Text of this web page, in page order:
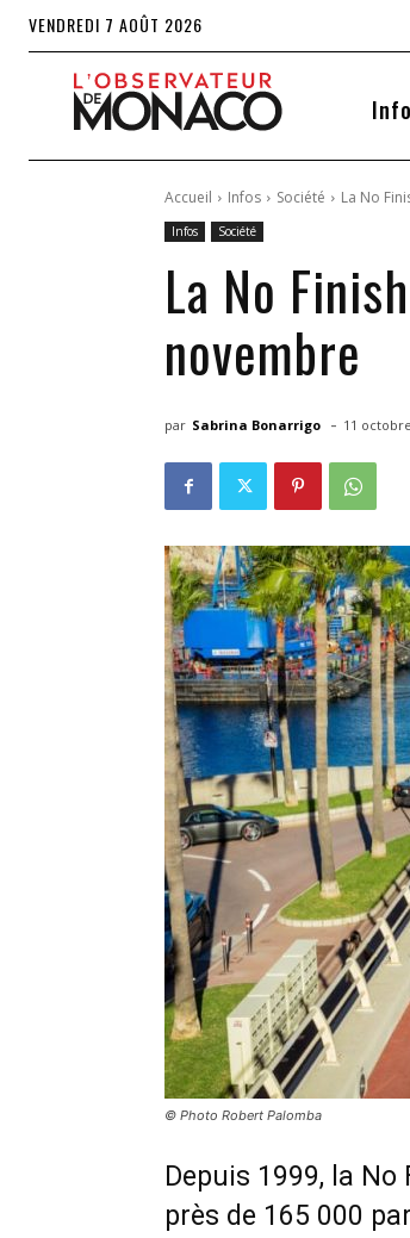
VENDREDI 7 AOÛT 2026
Accueil Infos Société La No
Infos Société
La No
novembre
par Sabrina Bonarrigo - 11
© Photo Robert Palomba
Depuis 1999, la
près de 165 000